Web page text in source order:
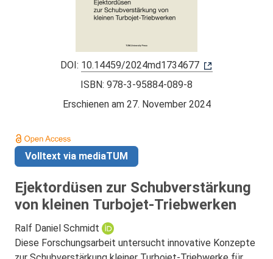
DOI: 10.14459/2024md1734677
ISBN: 978-3-95884-089-8
Erschienen am
27. November 2024
Volltext via mediaTUM
Ejektordüsen zur Schubverstärkung
von kleinen Turbojet-Triebwerken
Ralf Daniel Schmidt
Diese Forschungsarbeit untersucht innovative Konzepte